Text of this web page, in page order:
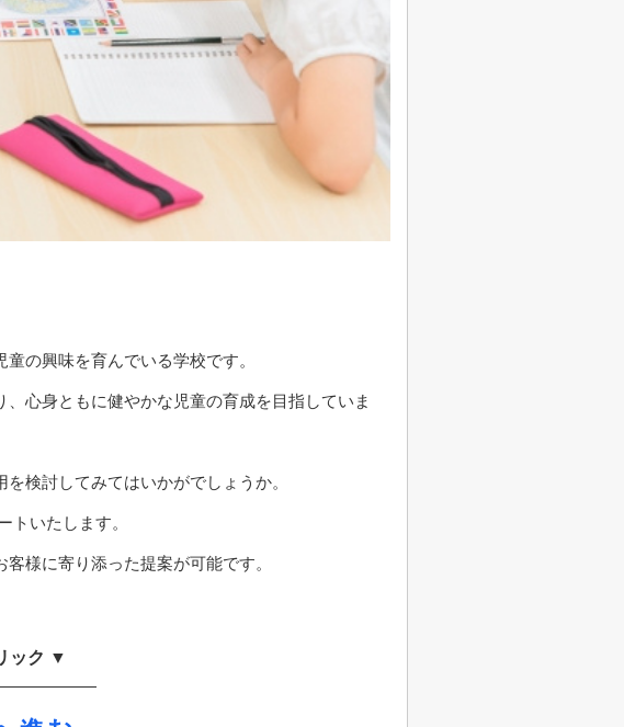
の興味を育んでいる学校です。
心身ともに健やかな児童の育成を目指していま
検討してみてはいかがでしょうか。
トいたします。
様に寄り添った提案が可能です。
ック ▼